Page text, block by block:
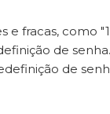
fracas, como
de
de